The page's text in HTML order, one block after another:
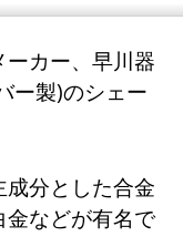
カー、早川器
ー製)のシェー
分とした合金
金などが有名で